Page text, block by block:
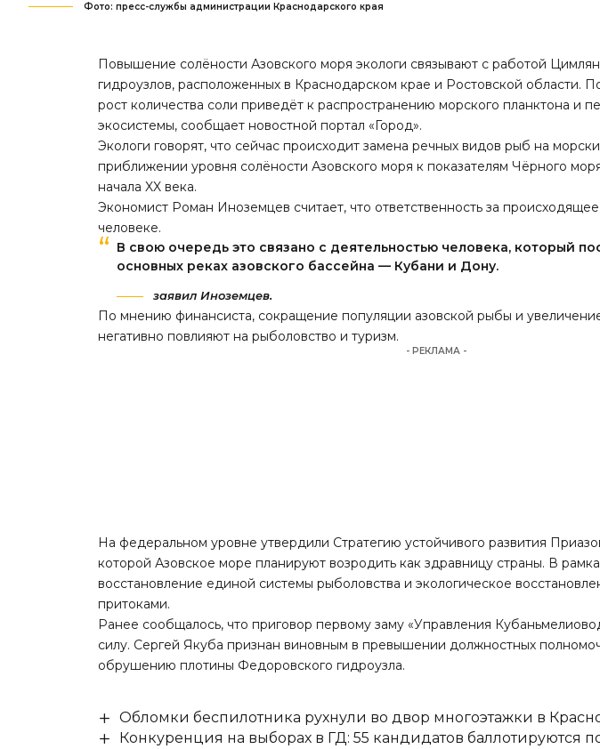
Фото: пресс-службы администрации Краснодарского края
Повышение солёности Азовского моря экологи связывают с работой
гидроузлов, расположенных в Краснодарском крае и Ростовской области.
рост количества соли приведёт к распространению морского планктона и
экосистемы, сообщает новостной портал « Город».
Экологи говорят, что сейчас происходит замена речных видов рыб на
приближении уровня солёности Азовского моря к показателям Чёрного
начала XX века.
Экономист Роман Иноземцев считает, что ответственность за
человеке.
В свою очередь это связано с деятельностью человека, который
основных реках азовского бассейна — Кубани и Дону.
заявил Иноземцев.
По мнению финансиста, сокращение популяции азовской рыбы и
негативно повлияют на рыболовство и туризм.
- РЕКЛАМА -
На федеральном уровне утвердили Стратегию устойчивого развития
которой Азовское море планируют возродить как здравницу страны. В
восстановление единой системы рыболовства и экологическое
притоками.
Ранее сообщалось, что приговор первому заму «Управления
силу. Сергей Якуба признан виновным в превышении должностных
обрушению плотины Федоровского гидроузла.
Обломки беспилотника рухнули во двор многоэтажки в
Конкуренция на выборах в ГД: 55 кандидатов баллотируются